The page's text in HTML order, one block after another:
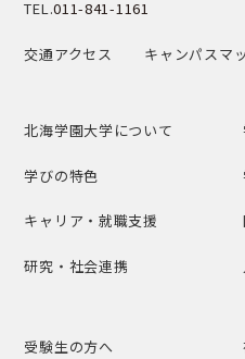
TEL.011-841-1161
交通アクセス キャンパスマ
北海学園大学について
学びの特色
キャリア・就職支援
研究・社会連携
受験生の方へ